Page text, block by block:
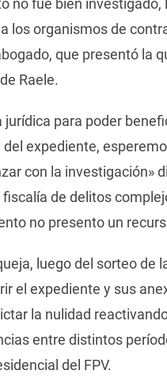
no fue bien
los organismos de
que presentó la
Raele.
para poder
expediente,
con la investigación»
de delitos
no presento un
luego del sorteo de
el expediente y sus
la nulidad
entre distintos
del FPV.